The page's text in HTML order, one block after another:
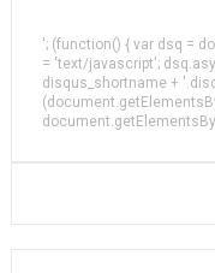
'; (function() { var dsq =
= 'text/javascript';
disqus_shortname +